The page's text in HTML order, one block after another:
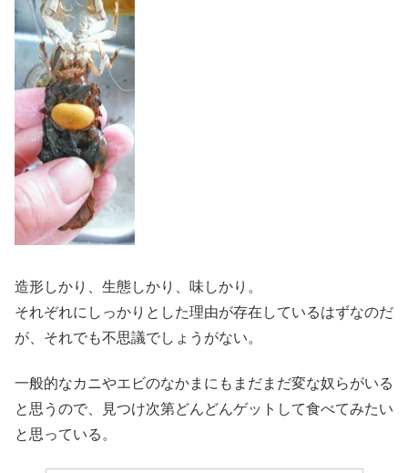
造形しかり、生態しかり、味しかり。
それぞれにしっかりとした理由が存在しているはずなのだ
が、それでも不思議でしょうがない。
一般的なカニやエビのなかまにもまだまだ変な奴らがいる
と思うので、見つけ次第どんどんゲットして食べてみたい
と思っている。